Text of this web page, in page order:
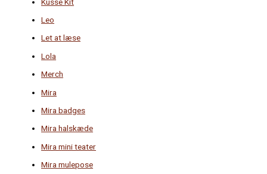
Leo
Let at læse
Lola
Merch
Mira
Mira badges
Mira halskæde
Mira mini teater
Mira mulepose